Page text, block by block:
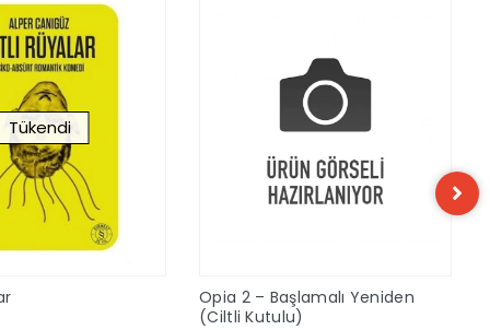
Tükendi
Opia 2 – Başlamalı Yeniden
(Ciltli Kutulu)